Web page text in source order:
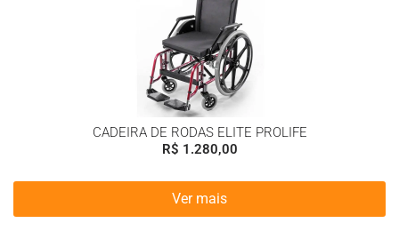
CADEIRA DE RODAS ELITE PROLIFE
R$ 1.280,00
Ver mais